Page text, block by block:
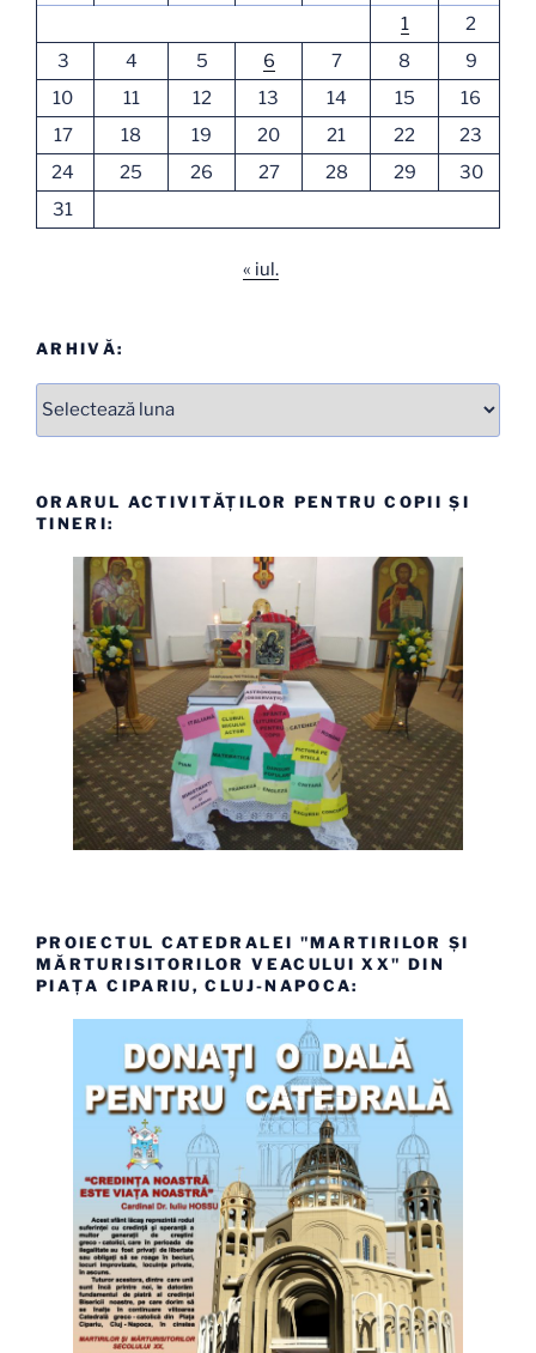
1
2
3
4 5 6 7 8
9
10
11 12 13 14 15
16
17
18 19 20 21 22
23
24
25 26 27 28 29
30
31
« iul.
ARHIVĂ:
Arhive
ORARUL ACTIVITĂȚILOR PENTRU COPII ȘI
TINERI:
PROIECTUL CATEDRALEI "MARTIRILOR ȘI
MĂRTURISITORILOR VEACULUI XX" DIN
PIAȚA CIPARIU, CLUJ-NAPOCA: